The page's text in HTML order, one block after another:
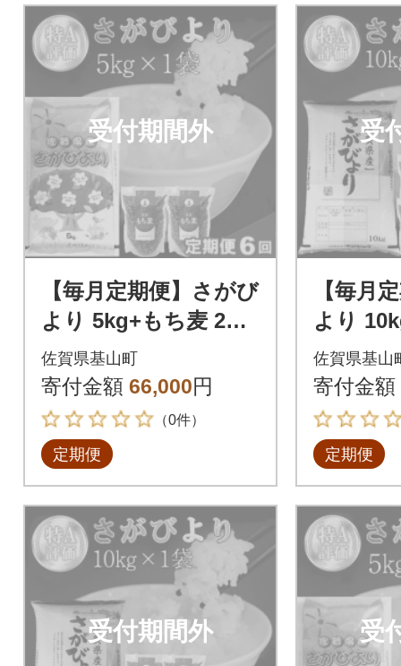
受付期間外
【毎月定期便】さがび
より 5kg+もち麦 2袋
全6回
佐賀県基山町
寄付金額 66,000円
（0件）
定期便
受
【毎月
より
全3回
佐賀県基山
寄付金額
定期便
受付期間外 受